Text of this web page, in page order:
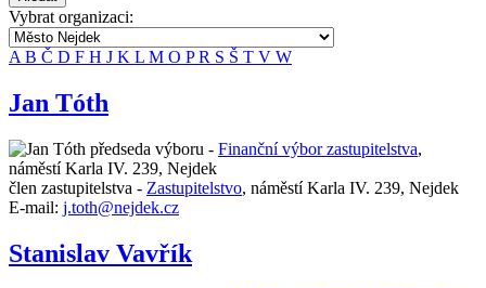
Vybrat organizaci:
A B Č D F H J K L M O PR S Š T V W
Jan Tóth
předseda výboru - Finanční výbor zastupitelstva,
náměstí Karla IV. 239, Nejdek
člen zastupitelstva - Zastupitelstvo, náměstí Karla IV. 239, Nejdek
E-mail: j.toth@nejdek.cz
Stanislav Vavřík